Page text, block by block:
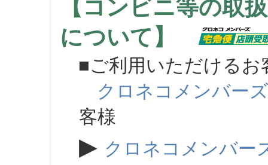
【コンビニ等の取
について】
■ご利用いただけるお
クロネコメンバーズ
客様
▶ クロネコメンバー